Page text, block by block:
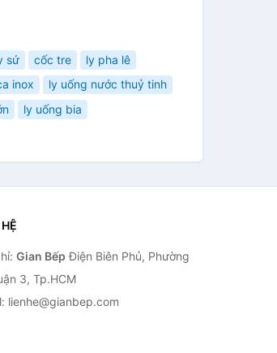
sứ cốc tre
ly pha lê
inox
ly uống nước thuỷ tinh
ly uống bia
Gian Bếp Điện Biên Phủ, Phường
3, Tp.HCM
lienhe@gianbep.com